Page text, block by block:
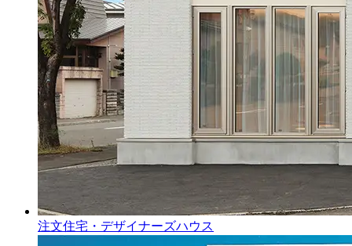
注文住宅・デザイナーズハウス